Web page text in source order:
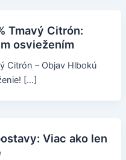
Tmavý Citrón:
osviežením
Citrón – Objav Hlbokú
[…]
Viac ako len